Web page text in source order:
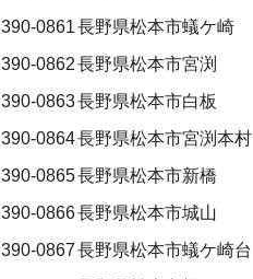
390-0861長野県松本市蟻ケ崎
390-0862長野県松本市宮渕
390-0863長野県松本市白板
390-0864長野県松本市宮渕本村
390-0865長野県松本市新橋
390-0866長野県松本市城山
390-0867長野県松本市蟻ケ崎台